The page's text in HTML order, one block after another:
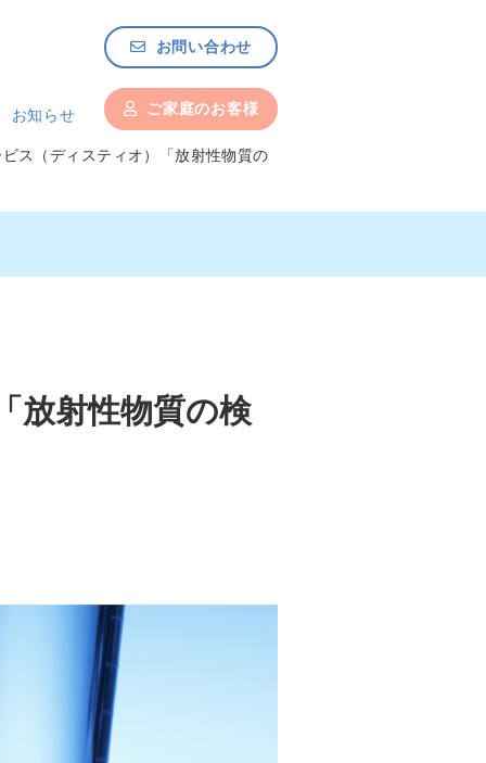
お問い合わせ
ご家庭のお客様
お知らせ
ス（ディスティオ）「放射性物質の
放射性物質の検